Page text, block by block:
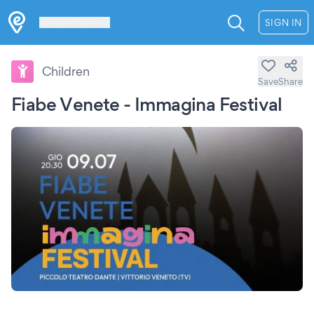
SIGN IN
Fiabe Venete - Immagina Festival
Children
SaveShare